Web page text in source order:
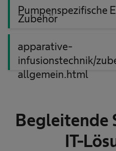
Pumpenspezifische
Zubehör
apparative-
infusionstechnik/
allgemein.html
Begleitende
IT-